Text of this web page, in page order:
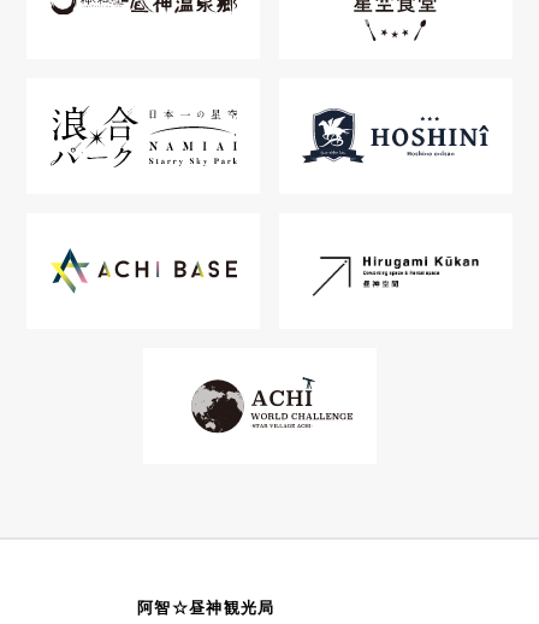
阿智☆昼神観光局